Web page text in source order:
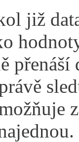
již
přenáší